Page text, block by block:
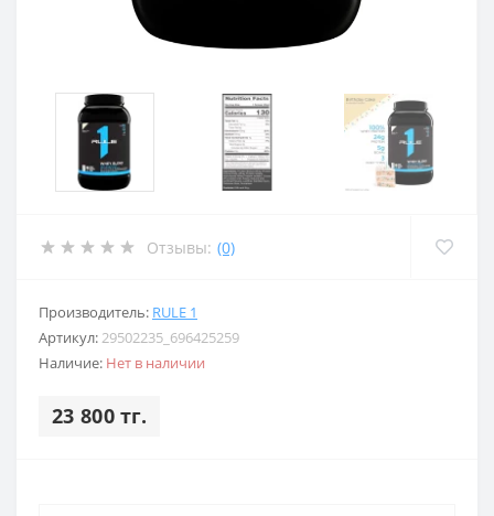
Отзывы: (0)
Производитель: RULE 1
Артикул:29502235_696425259
Наличие: Нет в наличии
23 800 тг.